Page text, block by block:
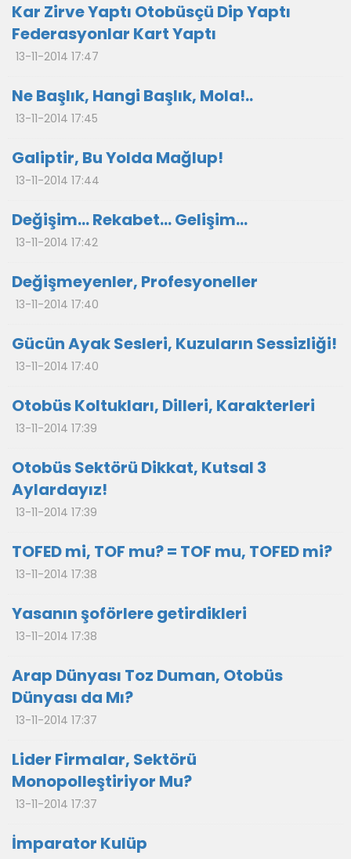
Kar Zirve Yaptı Otobüsçü Dip Yaptı
Federasyonlar Kart Yaptı
13-11-2014 17:47
Ne Başlık, Hangi Başlık, Mola!..
13-11-2014 17:45
Galiptir, Bu Yolda Mağlup!
13-11-2014 17:44
Değişim… Rekabet… Gelişim…
13-11-2014 17:42
Değişmeyenler, Profesyoneller
13-11-2014 17:40
Gücün Ayak Sesleri, Kuzuların Sessizliği!
13-11-2014 17:40
Otobüs Koltukları, Dilleri, Karakterleri
13-11-2014 17:39
Otobüs Sektörü Dikkat, Kutsal 3
Aylardayız!
13-11-2014 17:39
TOFED mi, TOF mu? = TOF mu, TOFED mi?
13-11-2014 17:38
Yasanın şoförlere getirdikleri
13-11-2014 17:38
Arap Dünyası Toz Duman, Otobüs
Dünyası da Mı?
13-11-2014 17:37
Lider Firmalar, Sektörü
Monopolleştiriyor Mu?
13-11-2014 17:37
İmparator Kulüp